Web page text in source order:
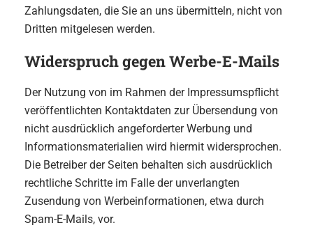
Zahlungsdaten, die Sie an uns übermitteln, nicht von
Dritten mitgelesen werden.
Widerspruch gegen Werbe-E-Mails
Der Nutzung von im Rahmen der Impressumspflicht
veröffentlichten Kontaktdaten zur Übersendung von
nicht ausdrücklich angeforderter Werbung und
Informationsmaterialien wird hiermit widersprochen.
Die Betreiber der Seiten behalten sich ausdrücklich
rechtliche Schritte im Falle der unverlangten
Zusendung von Werbeinformationen, etwa durch
Spam-E-Mails, vor.